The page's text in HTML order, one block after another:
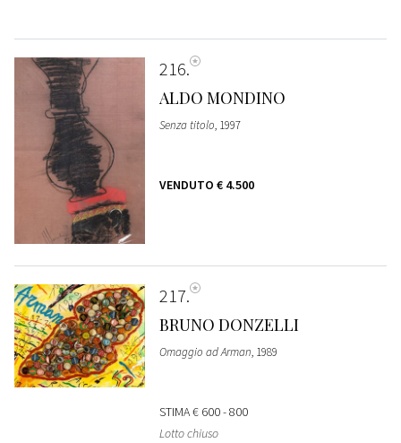
216
ALDO MONDINO
Senza titolo, 1997
VENDUTO € 4.500
217
BRUNO DONZELLI
Omaggio ad Arman, 1989
STIMA€ 600 - 800
Lotto chiuso